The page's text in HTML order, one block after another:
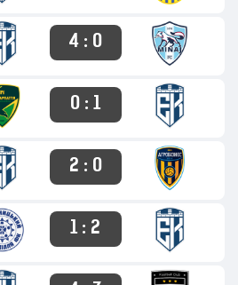
4 : 0
0 : 1
2 : 0
1 : 2